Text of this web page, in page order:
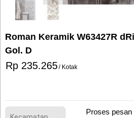
Roman Keramik W63427R
Gol. D
Rp 235.265/ Kotak
Proses pesan